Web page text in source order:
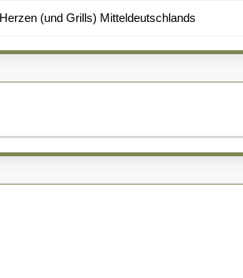
(und Grills) Mitteldeutschlands